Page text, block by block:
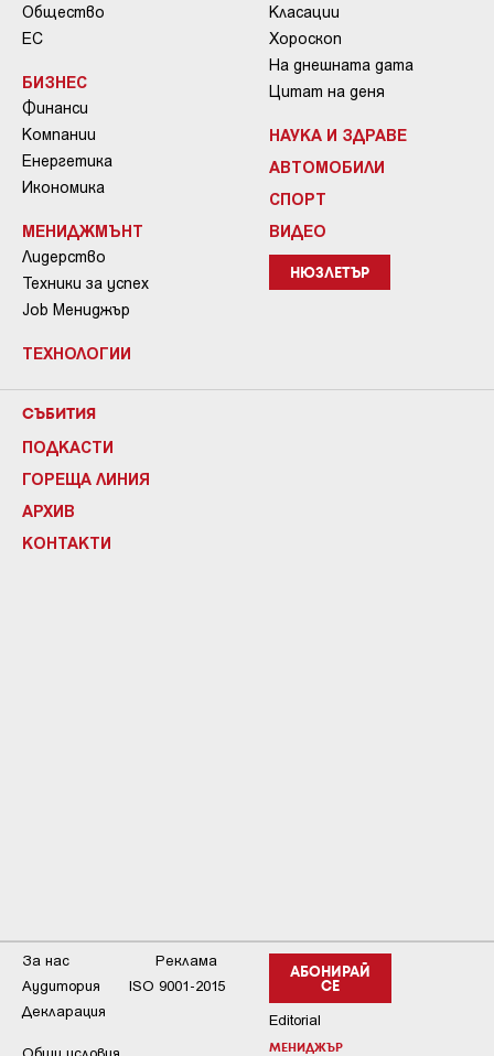
Общество
ЕС
БИЗНЕС
Финанси
Компании
Енергетика
Икономика
МЕНИДЖМЪНТ
Лидерство
Техники за успех
Job Мениджър
ТЕХНОЛОГИИ
Класации
Хороскоп
На днешната дата
Цитат на деня
НАУКА И ЗДРАВЕ
АВТОМОБИЛИ
СПОРТ
ВИДЕО
НЮЗЛЕТЪР
СЪБИТИЯ
ПОДКАСТИ
ГОРЕЩА ЛИНИЯ
АРХИВ
КОНТАКТИ
АБОНИРАЙ
СЕ
Editorial
МЕНИДЖЪР
За нас
Реклама
Аудитория
ISO 9001-2015
Декларация
Общи условия